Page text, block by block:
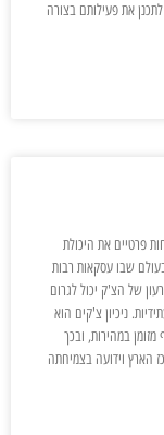
את פעילותם בצורה
פרטיים את היכולת
שבו עסקאות רבות
של הצ'ק יכול לגרום
ניכיון צ'קים הוא
במהירות, ובכך
הארץ וידועה בצמיחתה